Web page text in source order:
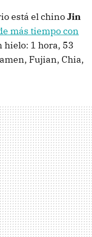
está el chinoJin
más tiempo con
hielo: 1 hora, 53
Fujian, Chia,